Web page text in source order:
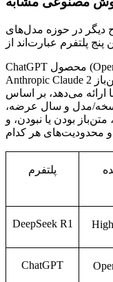
دیگر در حوزه مدل‌های
ChatGPT محصول (OpenAI) ، Google Bard، Microsoft Bing Chat،
Anthropic Claude 2 و مدل متن‌باز Meta LLaMA 2. جدول زیر
ارائه می‌دهد، بر اساس
مدل و سال عرضه،
بودن یا نبودن، و
پلتفرم
DeepSeek R1
ChatGPT